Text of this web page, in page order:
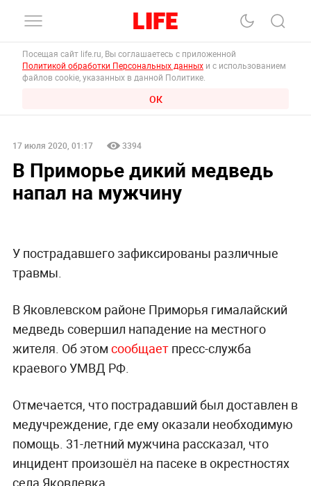
Посещая сайт life.ru, Вы соглашаетесь с приложенной
Политикой обработки Персональных данных и с использованием
файлов cookie, указанных в данной Политике.
ОК
17 июля 2020, 01:17 3394
В Приморье дикий медведь
напал на мужчину
У пострадавшего зафиксированы различные
травмы.
В Яковлевском районе Приморья гималайский
медведь совершил нападение на местного
жителя. Об этом сообщаетпресс-служба
краевого УМВД РФ.
Отмечается, что пострадавший был доставлен в
медучреждение, где ему оказали необходимую
помощь. 31-летний мужчина рассказал, что
инцидент произошёл на пасеке в окрестностях
села Яковлевка.